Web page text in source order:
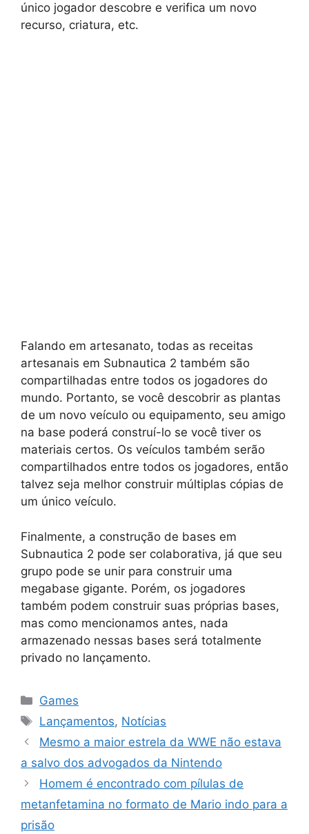
único jogador descobre e verifica um novo
recurso, criatura, etc.
Falando em artesanato, todas as receitas
artesanais em Subnautica 2 também são
compartilhadas entre todos os jogadores do
mundo. Portanto, se você descobrir as plantas
de um novo veículo ou equipamento, seu amigo
na base poderá construí-lo se você tiver os
materiais certos. Os veículos também serão
compartilhados entre todos os jogadores, então
talvez seja melhor construir múltiplas cópias de
um único veículo.
Finalmente, a construção de bases em
Subnautica 2 pode ser colaborativa, já que seu
grupo pode se unir para construir uma
megabase gigante. Porém, os jogadores
também podem construir suas próprias bases,
mas como mencionamos antes, nada
armazenado nessas bases será totalmente
privado no lançamento.
Categorias
Games
Tags
Lançamentos, Notícias
Mesmo a maior estrela da WWE não estava
a salvo dos advogados da Nintendo
Homem é encontrado com pílulas de
metanfetamina no formato de Mario indo para a
prisão